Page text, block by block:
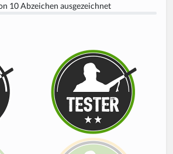
10 Abzeichen ausgezeichnet